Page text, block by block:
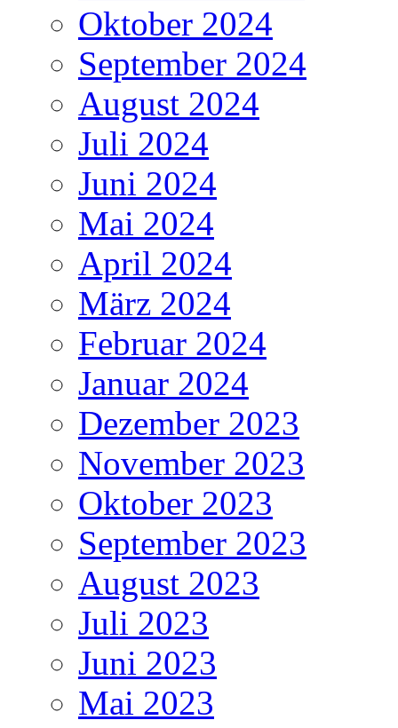
Oktober 2024
September 2024
August 2024
Juli 2024
Juni 2024
Mai 2024
April 2024
März 2024
Februar 2024
Januar 2024
Dezember 2023
November 2023
Oktober 2023
September 2023
August 2023
Juli 2023
Juni 2023
Mai 2023